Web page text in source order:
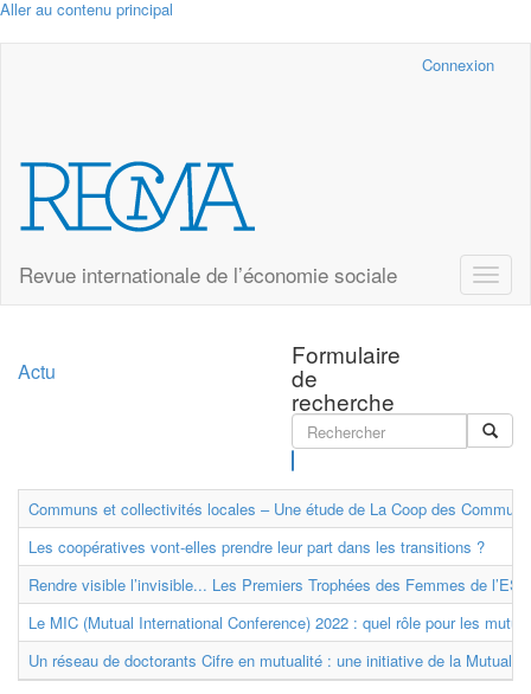
Aller au contenu principal
Connexion
Revue internationale de l’économie sociale
Toggle
Formulaire
de
recherche
Actu
Communs et collectivités locales – Une étude de La Coop des
Les coopératives vont-elles prendre leur part dans les transitions ?
Rendre visible l’invisible... Les Premiers Trophées des Femmes de
Le MIC (Mutual International Conference) 2022 : quel rôle pour les
Un réseau de doctorants Cifre en mutualité : une initiative de la